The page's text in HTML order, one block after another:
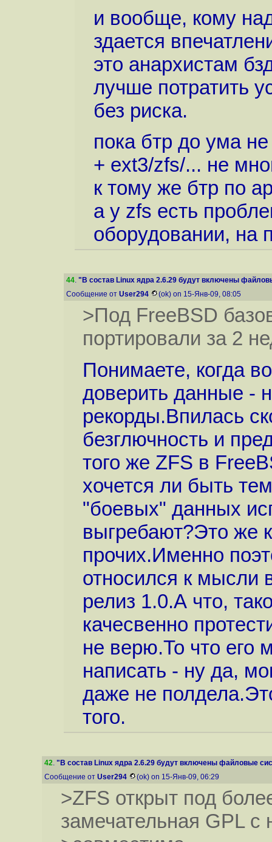
и вообще, кому
здается
это анархистам
лучше потратить
без риска.
пока бтр до ума
+ ext3/zfs/... не
к тому же бтр по
а у zfs есть
оборудовании, на
44. "В состав Linux ядра 2.6.29 будут включены
Сообщение от User294 (ok) on 15-Янв-09, 08:05
>Под FreeBSD
портировали за 2
Понимаете, когда
доверить данные -
рекорды.Впилась
безглючность и
того же ZFS в
хочется ли быть
"боевых" данных
выгребают?Это же
прочих.Именно
относился к мысли
релиз 1.0.А что,
качесвенно
не верю.То что его
написать - ну да,
даже не
того.
42. "В состав Linux ядра 2.6.29 будут включены файловые
Сообщение от User294 (ok) on 15-Янв-09, 06:29
>ZFS открыт под
замечательная GPL с